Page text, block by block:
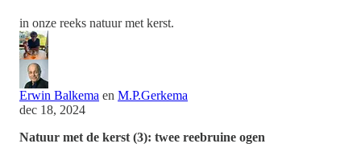
in onze reeks natuur met kerst.
Erwin Balkema en M.P.Gerkema
dec 18, 2024
Natuur met de kerst (3): twee reebruine ogen